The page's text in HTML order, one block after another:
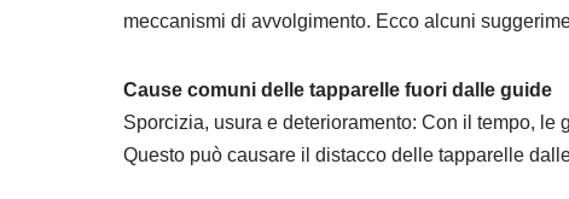
meccanismi di avvolgimento. Ecco alcuni
Cause comuni delle tapparelle fuori dalle guide
Sporcizia, usura e deterioramento: Con il tempo,
Questo può causare il distacco delle tapparelle